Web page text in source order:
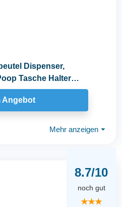
Dispenser,
Tasche Halter
Angebot
Mehr anzeigen ⏷
8.7/10
noch gut
★★★